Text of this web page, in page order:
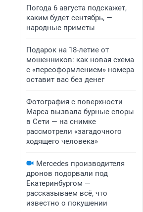
Погода 6 августа подскажет,
каким будет сентябрь, —
народные приметы
Подарок на 18-летие от
мошенников: как новая схема
с «переоформлением» номера
оставит вас без денег
Фотография с поверхности
Марса вызвала бурные споры
в Сети — на снимке
рассмотрели «загадочного
ходящего человека»
Mercedes производителя
дронов подорвали под
Екатеринбургом —
рассказываем всё, что
известно о покушении